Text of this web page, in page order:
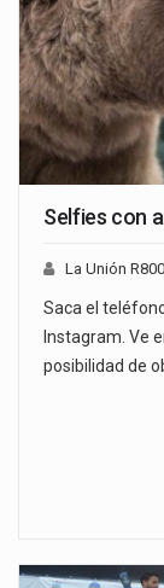
Selfies con
La Unión
Saca el
Instagram. Ve
posibilidad de